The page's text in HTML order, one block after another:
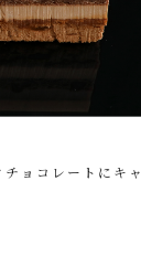
ョコレートにキャ